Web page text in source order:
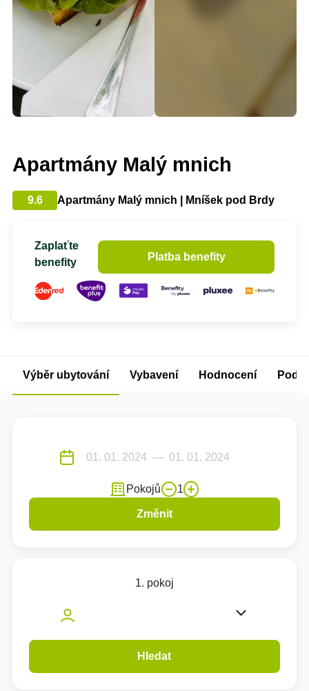
Apartmány Malý mnich
9.6 Apartmány Malý mnich | Mníšek pod Brdy
Zaplaťte
benefity
Platba benefity
Výběr ubytování Vybavení Hodnocení
Pokojů 1
Změnit
1. pokoj
Hledat